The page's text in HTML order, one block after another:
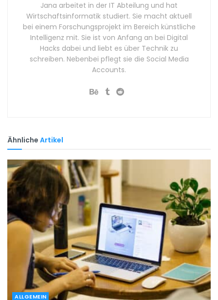
Jana arbeitet in der IT Abteilung und hat
Wirtschaftsinformatik studiert. Sie macht aktuell
bei einem Forschungsprojekt im Bereich künstliche
Intelligenz mit. Sie ist von Anfang an bei Digital
Hacks dabei und liebt es über Technik zu
schreiben. Nebenbei pflegt sie die Social Media
Accounts.
Ähnliche Artikel
ALLGEMEIN